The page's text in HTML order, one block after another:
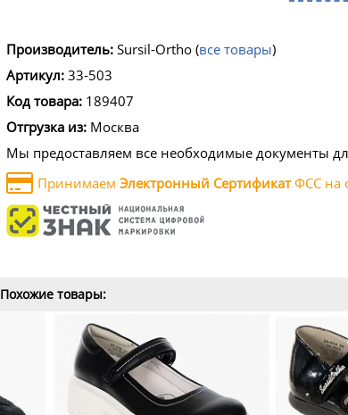
Производитель: Sursil-Ortho(все товары)
Артикул: 33-503
Код товара: 189407
Отгрузка из: Москва
Мы предоставляем все необходимые документы
Принимаем Электронный СертификатФСС на
Похожие товары: